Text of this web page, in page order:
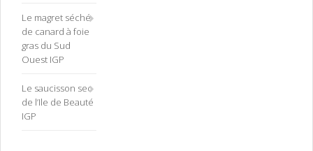
Le magret séché
de canard à foie
gras du Sud
Ouest IGP
Le saucisson sec
de l’Ile de Beauté
IGP